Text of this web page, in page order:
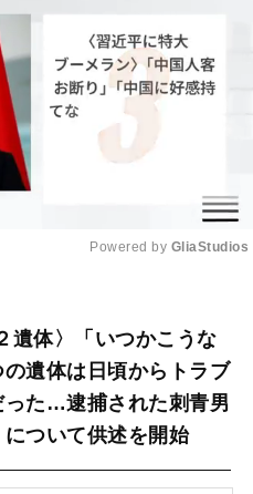
Powered by GliaStudios
遺体〉「いつかこうな
遺体は日頃からトラブ
った…逮捕された刺青男
ついて供述を開始